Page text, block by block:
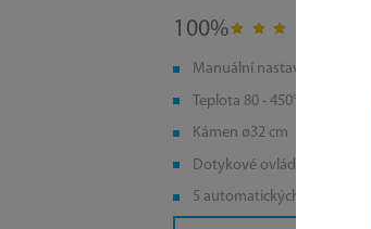
100% na
Manuální nastavení teploty
Teplota 80 - 450°C
Kámen ø32 cm
Dotykové ovládání
5 automatických programů